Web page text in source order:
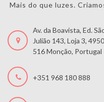
Mais do que luzes.
Av. da Boavista, Ed.
Julião 143, Loja 3,
516 Monção, Portugal
+351 968 180 888